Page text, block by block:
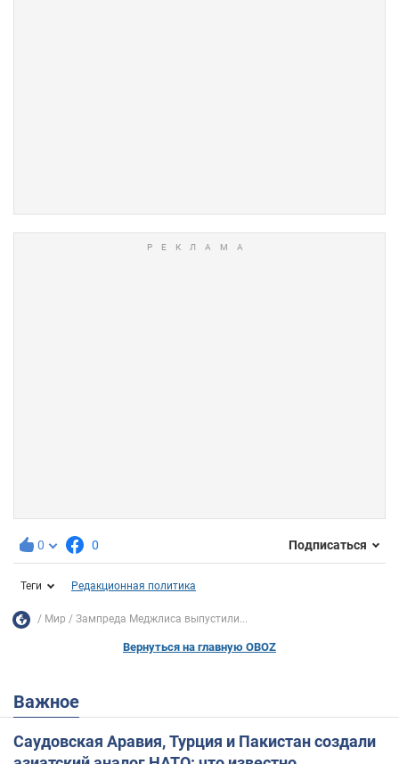
0 0 Подписаться
Теги Редакционная политика
Мир Зампреда Меджлиса выпустили...
Вернуться на главную OBOZ
Важное
Саудовская Аравия, Турция и Пакистан создали